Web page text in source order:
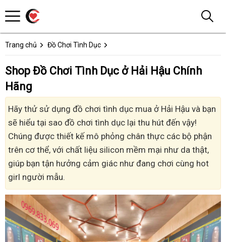
Trang chủ Đồ Chơi Tình Dục
Shop Đồ Chơi Tình Dục ở Hải Hậu Chính
Hãng
Hãy thử sử dụng đồ chơi tình dục mua ở Hải Hậu và bạn
sẽ hiểu tại sao đồ chơi tình dục lại thu hút đến vậy!
Chúng được thiết kế mô phỏng chân thực các bộ phận
trên cơ thể, với chất liệu silicon mềm mại như da thật,
giúp bạn tận hưởng cảm giác như đang chơi cùng hot
girl người mẫu.